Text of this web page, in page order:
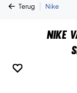
Terug | Nike
Nike